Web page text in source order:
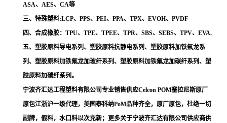
ASA、AES、CA等
三、特殊塑料:LCP、PPS、PEI、PPA、TPX、EVOH、PVDF
四、合成橡胶：TPU、TPE、TPEE、TPR、SBS、SEBS、TPV、EVA.
五、塑胶原料导电系列、塑胶原料抗静电系列、塑胶原料加铁氟龙系
列、塑胶原料加铁氟龙加玻纤系列、塑胶原料加铁氟龙加碳纤系列、塑
胶原料加碳纤系列。
宁波齐汇达工程塑料有限公司专业销售供应Celcon POM塞拉尼斯原厂
原包江浙沪一级代理，美国泰科纳PoM品种齐全，原厂原包，杜绝一切
副牌，假料，水口料以次充新；更多关于宁波齐汇达有限公司供应商供